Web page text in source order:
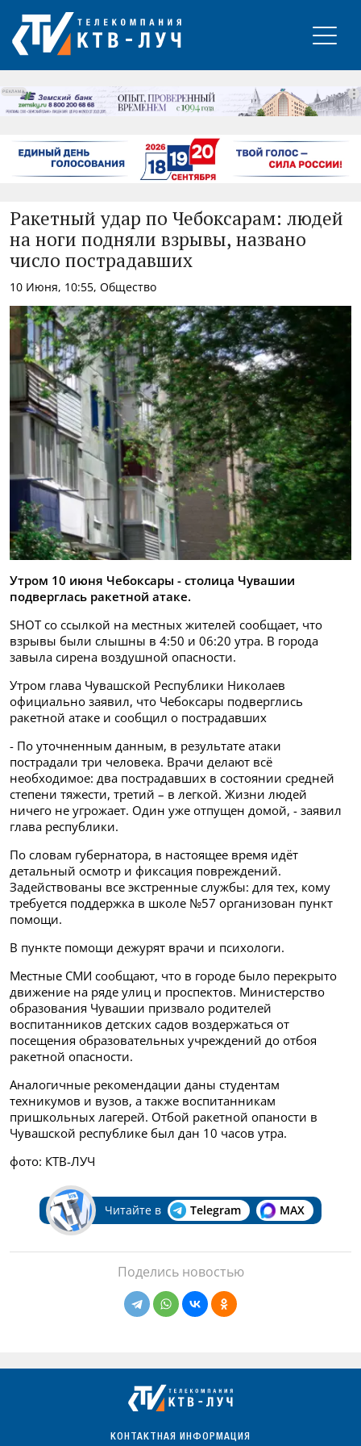
РЕКЛАМА
Ракетный удар по Чебоксарам: людей
на ноги подняли взрывы, названо
число пострадавших
10 Июня, 10:55, Общество
Утром 10 июня Чебоксары - столица Чувашии
подверглась ракетной атаке.
SHOT со ссылкой на местных жителей сообщает, что
взрывы были слышны в 4:50 и 06:20 утра. В города
завыла сирена воздушной опасности.
Утром глава Чувашской Республики Николаев
официально заявил, что Чебоксары подверглись
ракетной атаке и сообщил о пострадавших
- По уточненным данным, в результате атаки
пострадали три человека. Врачи делают всё
необходимое: два пострадавших в состоянии средней
степени тяжести, третий – в легкой. Жизни людей
ничего не угрожает. Один уже отпущен домой, - заявил
глава республики.
По словам губернатора, в настоящее время идёт
детальный осмотр и фиксация повреждений.
Задействованы все экстренные службы: для тех, кому
требуется поддержка в школе №57 организован пункт
помощи.
В пункте помощи дежурят врачи и психологи.
Местные СМИ сообщают, что в городе было перекрыто
движение на ряде улиц и проспектов. Министерство
образования Чувашии призвало родителей
воспитанников детских садов воздержаться от
посещения образовательных учреждений до отбоя
ракетной опасности.
Аналогичные рекомендации даны студентам
техникумов и вузов, а также воспитанникам
пришкольных лагерей. Отбой ракетной опаности в
Чувашской республике был дан 10 часов утра.
фото: КТВ-ЛУЧ
Читайте в Telegram MAX
Поделись новостью
КОНТАКТНАЯ ИНФОРМАЦИЯ